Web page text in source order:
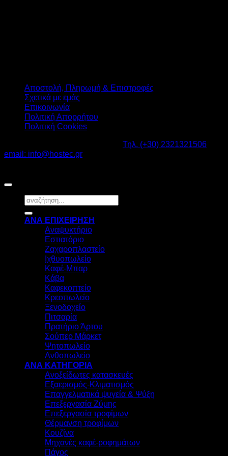
Αποστολή, Πληρωμή & Επιστροφές
Σχετικά με εμάς
Επικοινωνία
Πολιτική Απορρήτου
Πολιτική Cookies
Τηλ. (+30) 2321321506
email: info@hostec.gr
Αναζήτηση
για:
ΑΝΑ ΕΠΙΧΕΙΡΗΣΗ
Αναψυκτήριο
Εστιατόριο
Ζαχαροπλαστείο
Ιχθυοπωλείο
Καφέ-Μπαρ
Κάβα
Καφεκοπτείο
Κρεοπωλείο
Ξενοδοχείο
Πιτσαρία
Πρατήριο Άρτου
Σούπερ Μάρκετ
Ψητοπωλείο
Ανθοπωλείο
ΑΝΑ ΚΑΤΗΓΟΡΙΑ
Ανοξείδωτες κατασκευές
Εξαερισμός-Κλιματισμός
Επαγγελματικά ψυγεία & Ψύξη
Επεξεργασία Ζύμης
Επεξεργασία τροφίμων
Θέρμανση τροφίμων
Κουζίνα
Μηχανές καφέ-ροφημάτων
Πάγος